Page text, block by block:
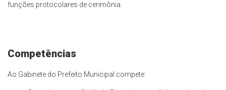
funções protocolares de cerimônia.
Competências
Ao Gabinete do Prefeito Municipal compete: